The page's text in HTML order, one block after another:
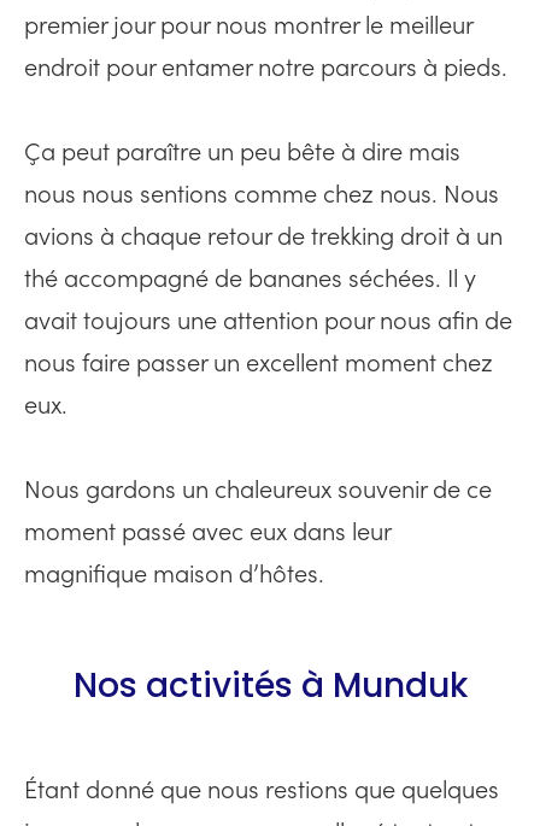
premier jour pour nous montrer le meilleur
endroit pour entamer notre parcours à pieds.
Ça peut paraître un peu bête à dire mais
nous nous sentions comme chez nous. Nous
avions à chaque retour de trekking droit à un
thé accompagné de bananes séchées. Il y
avait toujours une attention pour nous afin de
nous faire passer un excellent moment chez
eux.
Nous gardons un chaleureux souvenir de ce
moment passé avec eux dans leur
magnifique maison d’hôtes.
Nos activités à Munduk
Étant donné que nous restions que quelques